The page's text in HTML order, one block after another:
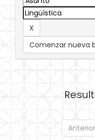
Comenzar nueva
Anterior